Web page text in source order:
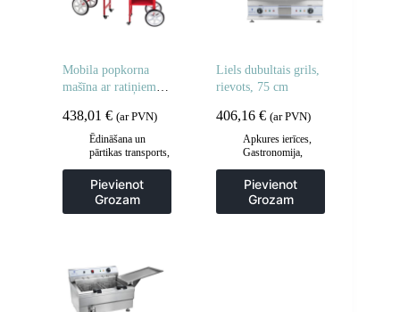
Mobila popkorna
mašīna ar ratiņiem uz
438,01 € (ar PVN)
Ēdināšana un
pārtikas transports,
Popkorna mašīnas
Pievienot
Grozam
Liels dubultais grils,
rievots, 75 cm
406,16€ (ar PVN)
Apkures ierīces,
Gastronomija,
sildīšanas
plāksnes,Grila
šķīvji,Virtuve
Pievienot
Grozam